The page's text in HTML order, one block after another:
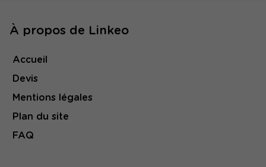
À propos de Linkeo
Accueil
Devis
Mentions légales
Plan du site
FAQ